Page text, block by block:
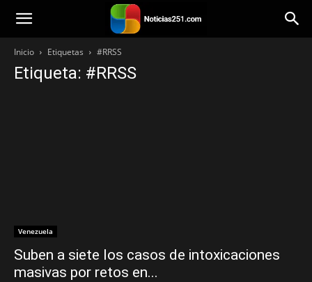
Noticias251
Inicio Etiquetas #RRSS
Etiqueta: #RRSS
Venezuela
Suben a siete los casos de intoxicaciones
masivas por retos en...